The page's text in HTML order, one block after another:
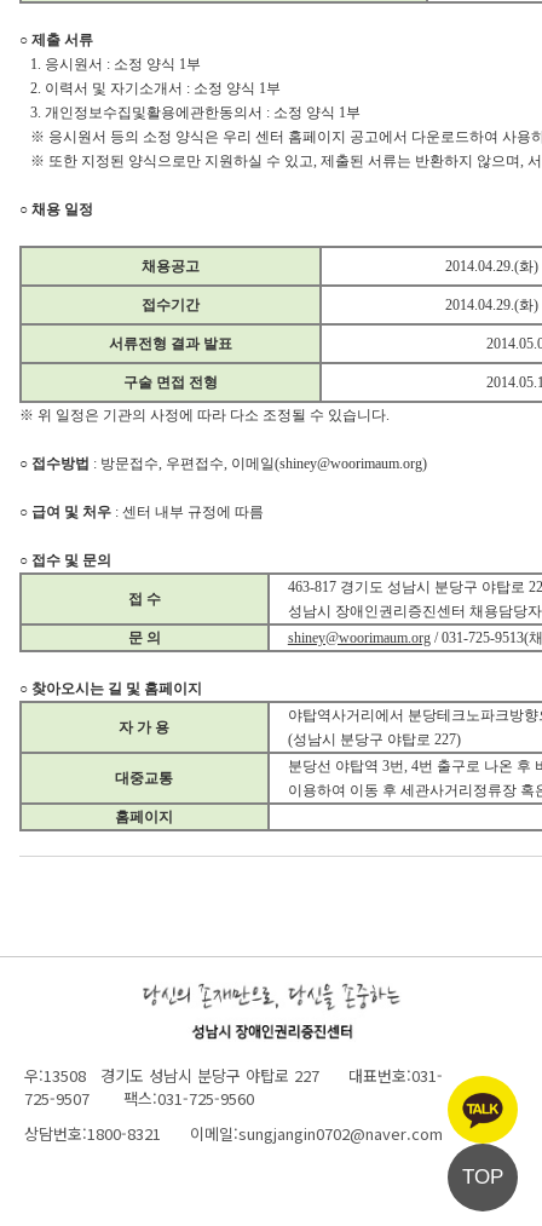
○ 제출 서류
1. 응시원서 : 소정 양식 1부
2. 이력서 및 자기소개서 : 소정 양식 1부
3. 개인정보수집및활용에관한동의서 : 소정 양식 1부
※ 응시원서 등의 소정 양식은 우리 센터 홈페이지 공고에서 다운로드하여 사용
※ 또한 지정된 양식으로만 지원하실 수 있고, 제출된 서류는 반환하지 않으며,
○ 채용 일정
채용공고 2014.04.29.(화
접수기간 2014.04.29.(화
서류전형 결과 발표
구술 면접 전형
※ 위 일정은 기관의 사정에 따라 다소 조정될 수 있습니다.
○ 접수방법 : 방문접수, 우편접수, 이메일(shiney@woorimaum.org)
○ 급여 및 처우 : 센터 내부 규정에 따름
○ 접수 및 문의
접 수
463-817 경기도 성남시 분당구 야탑로
성남시 장애인권리증진센터 채용담당
문 의
shiney@woorimaum.org/ 031-725-9513(
○ 찾아오시는 길 및 홈페이지
자 가 용
야탑역사거리에서 분당테크노파크방
(성남시 분당구 야탑로 227)
대중교통
분당선 야탑역 3번, 4번 출구로 나온 후
이용하여 이동 후 세관사거리정류장 혹
홈페이지
우:13508 경기도 성남시 분당구 야탑로 227 대표번호:031-
725-9507 팩스:031-725-9560
상담번호:1800-8321 이메일:sungjangin0702@naver.com
TOP